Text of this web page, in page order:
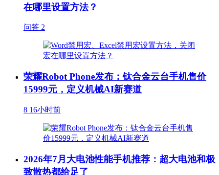
在哪里设置方法？
问答 2
荣耀Robot Phone发布：钛合金云台手机售价
15999元，定义机械AI新赛道
8 16小时前
2026年7月大电池性能手机推荐：超大电池和极
致散热都给足了